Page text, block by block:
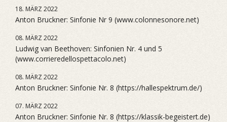
18. MÄRZ 2022
Anton Bruckner: Sinfonie Nr 9 (www.colonnesonore.net)
08. MÄRZ 2022
Ludwig van Beethoven: Sinfonien Nr. 4 und 5
(www.corrieredellospettacolo.net)
08. MÄRZ 2022
Anton Bruckner: Sinfonie Nr. 8 (https://hallespektrum.de/)
07. MÄRZ 2022
Anton Bruckner: Sinfonie Nr. 8 (https://klassik-begeistert.de)